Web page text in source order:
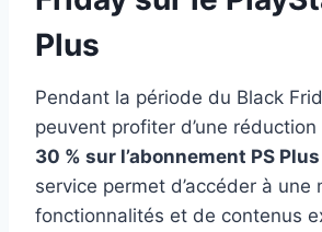
Plus
Pendant la période du Black
peuvent profiter d’une réduction
30 % sur l’abonnement PS
service permet d’accéder à une
fonctionnalités et de contenus